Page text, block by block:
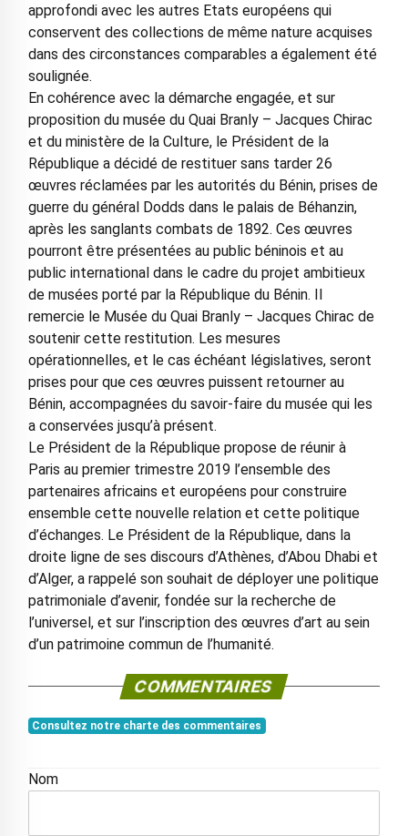
approfondi avec les autres Etats européens qui
conservent des collections de même nature acquises
dans des circonstances comparables a également été
soulignée.
En cohérence avec la démarche engagée, et sur
proposition du musée du Quai Branly – Jacques Chirac
et du ministère de la Culture, le Président de la
République a décidé de restituer sans tarder 26
œuvres réclamées par les autorités du Bénin, prises de
guerre du général Dodds dans le palais de Béhanzin,
après les sanglants combats de 1892. Ces œuvres
pourront être présentées au public béninois et au
public international dans le cadre du projet ambitieux
de musées porté par la République du Bénin. Il
remercie le Musée du Quai Branly – Jacques Chirac de
soutenir cette restitution. Les mesures
opérationnelles, et le cas échéant législatives, seront
prises pour que ces œuvres puissent retourner au
Bénin, accompagnées du savoir-faire du musée qui les
a conservées jusqu’à présent.
Le Président de la République propose de réunir à
Paris au premier trimestre 2019 l’ensemble des
partenaires africains et européens pour construire
ensemble cette nouvelle relation et cette politique
d’échanges. Le Président de la République, dans la
droite ligne de ses discours d’Athènes, d’Abou Dhabi et
d’Alger, a rappelé son souhait de déployer une politique
patrimoniale d’avenir, fondée sur la recherche de
l’universel, et sur l’inscription des œuvres d’art au sein
d’un patrimoine commun de l’humanité.
COMMENTAIRES
Consultez notre charte des commentaires
Nom